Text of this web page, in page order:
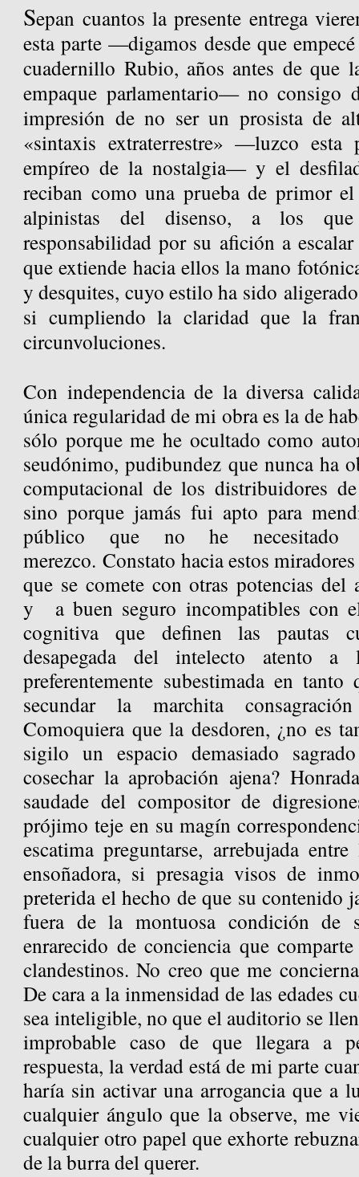
Sepan cuantos la presente entrega
esta parte —digamos desde que
cuadernillo Rubio, años antes de que
empaque parlamentario— no consigo
impresión de no ser un prosista de
«sintaxis extraterrestre» —luzco esta
empíreo de la nostalgia— y el
reciban como una prueba de primor el
alpinistas del disenso, a los
responsabilidad por su afición a
que extiende hacia ellos la mano
y desquites, cuyo estilo ha sido
si cumpliendo la claridad que la
circunvoluciones.
Con independencia de la diversa
única regularidad de mi obra es la de
sólo porque me he ocultado como
seudónimo, pudibundez que nunca ha
computacional de los distribuidores
sino porque jamás fui apto para
público que no he necesitado
merezco. Constato hacia estos
que se comete con otras potencias del
y a buen seguro incompatibles con
cognitiva que definen las pautas
desapegada del intelecto atento
preferentemente subestimada en
secundar la marchita
Comoquiera que la desdoren, ¿no es
sigilo un espacio demasiado
cosechar la aprobación ajena?
saudade del compositor de
prójimo teje en su magín
escatima preguntarse, arrebujada
ensoñadora, si presagia visos de
preterida el hecho de que su contenido
fuera de la montuosa condición
enrarecido de conciencia que
clandestinos. No creo que me
De cara a la inmensidad de las edades
sea inteligible, no que el auditorio se
improbable caso de que llegara a
respuesta, la verdad está de mi parte
haría sin activar una arrogancia que a
cualquier ángulo que la observe, me
cualquier otro papel que exhorte
de la burra del querer.